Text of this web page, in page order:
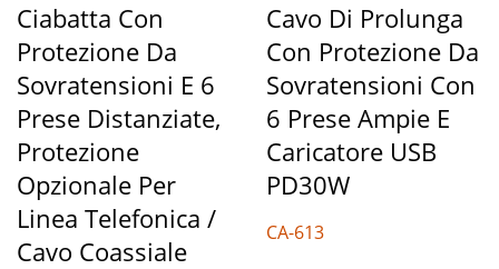
Ciabatta Con
Protezione Da
Sovratensioni E 6
Prese Distanziate,
Protezione
Opzionale Per
Linea Telefonica /
Cavo Coassiale
Cavo Di Prolunga
Con Protezione Da
Sovratensioni Con
6 Prese Ampie E
Caricatore USB
PD30W
CA-613